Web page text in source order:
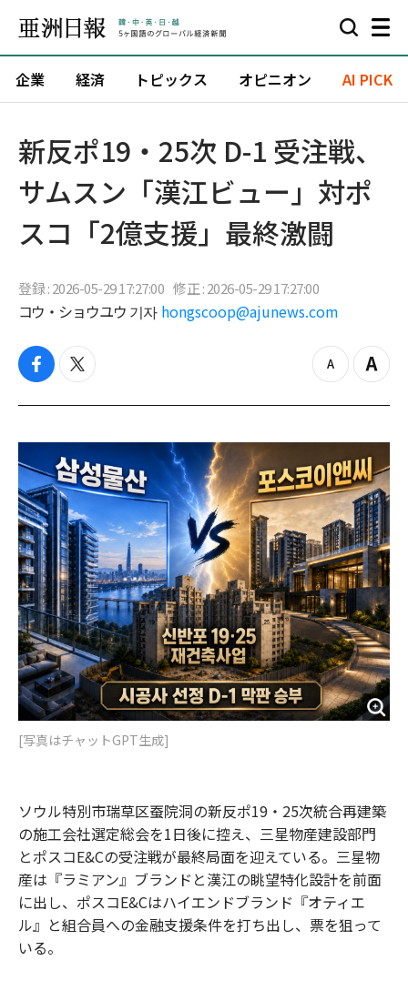
企業 経済 トピックス オピニオン AI PICK
新反ポ19・25次 D-1 受注戦、
サムスン「漢江ビュー」対ポ
スコ「2億支援」最終激闘
登録 : 2026-05-29 17:27:00 修正 : 2026-05-29 17:27:00
コウ・ショウユウ 기자 hongscoop@ajunews.com
f
c
b
o
k
t
i
t
e
r
z
o
o
u
t
Z
o
i
n
[写真はチャットGPT生成]
ソウル特別市瑞草区蚕院洞の新反ポ19・25次統合再建築
の施工会社選定総会を1日後に控え、三星物産建設部門
とポスコE&Cの受注戦が最終局面を迎えている。三星物
産は『ラミアン』ブランドと漢江の眺望特化設計を前面
に出し、ポスコE&Cはハイエンドブランド『オティエ
ル』と組合員への金融支援条件を打ち出し、票を狙って
いる。